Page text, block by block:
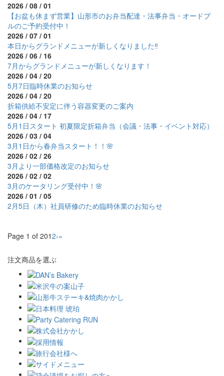
2026 / 08 / 01
【お盆も休まず営業】山形市のお弁当配達・法事弁当・オードブ
ルのご予約受付中！
2026 / 07 / 01
本日からグランドメニューが新しくなりました‼
2026 / 06 / 16
7月からグランドメニューが新しくなります！
2026 / 04 / 20
5月7日臨時休業のお知らせ
2026 / 04 / 20
折箱供給不安定に伴う容器変更のご案内
2026 / 04 / 17
5月1日スタート 初夏限定折箱弁当（会議・法事・イベント対応）
2026 / 03 / 04
3月1日から春弁当スタート！！🌸
2026 / 02 / 26
3月より一部価格改定のお知らせ
2026 / 02 / 02
3月のケータリング受付中！🌸
2026 / 01 / 05
2月5日（木）社員研修のため臨時休業のお知らせ
Page 1 of 2012›»
注文商品を選ぶ